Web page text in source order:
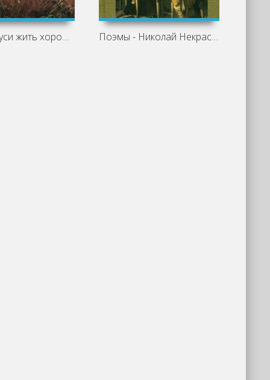
Кому на Руси жить хорошо - Николай Поэмы - Николай Некрасов